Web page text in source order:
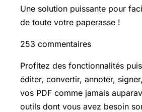
Une solution puissante pour
de toute votre paperasse !
253 commentaires
Profitez des fonctionnalités
éditer, convertir, annoter,
vos PDF comme jamais
outils dont vous avez besoin